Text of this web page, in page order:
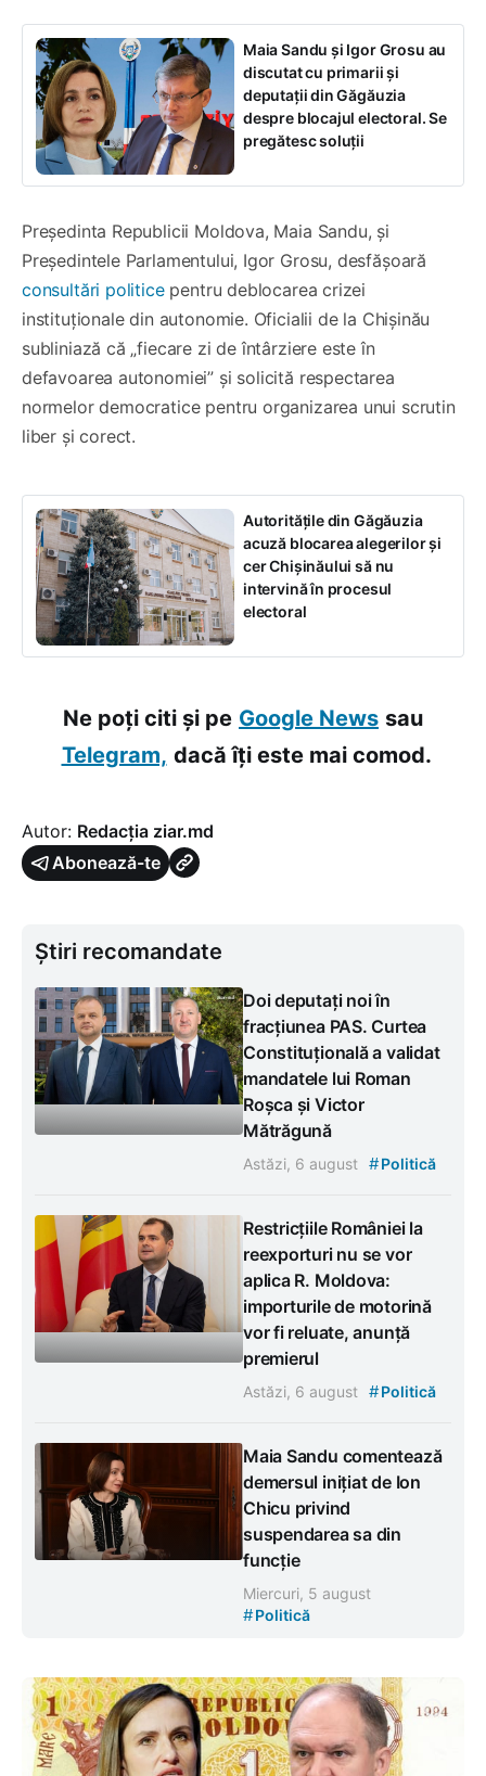
Maia Sandu și Igor Grosu au
discutat cu primarii și
deputații din Găgăuzia
despre blocajul electoral. Se
pregătesc soluții
Președinta Republicii Moldova, Maia Sandu, și
Președintele Parlamentului, Igor Grosu, desfășoară
consultări politicepentru deblocarea crizei
instituționale din autonomie. Oficialii de la Chișinău
subliniază că „fiecare zi de întârziere este în
defavoarea autonomiei” și solicită respectarea
normelor democratice pentru organizarea unui scrutin
liber și corect.
Autoritățile din Găgăuzia
acuză blocarea alegerilor și
cer Chișinăului să nu
intervină în procesul
electoral
Ne poți citi și pe Google News sau
Telegram, dacă îți este mai comod.
Autor: Redacția ziar.md
Abonează-te
Știri recomandate
Doi deputați noi în
fracțiunea PAS. Curtea
Constituțională a validat
mandatele lui Roman
Roșca și Victor
Mătrăgună
Astăzi, 6 august #Politică
Restricțiile României la
reexporturi nu se vor
aplica R. Moldova:
importurile de motorină
vor fi reluate, anunță
premierul
Astăzi, 6 august #Politică
Maia Sandu comentează
demersul inițiat de Ion
Chicu privind
suspendarea sa din
funcție
Miercuri, 5 august
#Politică